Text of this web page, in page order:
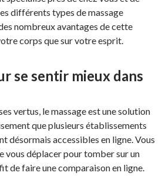
différents types de massage
nombreux avantages de cette
corps que sur votre esprit.
se sentir mieux dans
vertus, le massage est une solution
que plusieurs établissements
désormais accessibles en ligne. Vous
vous déplacer pour tomber sur un
de faire une comparaison en ligne.